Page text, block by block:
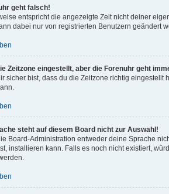
geht falsch!
entspricht die angezeigte Zeit nicht deiner
dabei nur von registrierten Benutzern geändert
Zeitzone eingestellt, aber die Forenuhr geht
sicher bist, dass du die Zeitzone richtig eingestellt
steht auf diesem Board nicht zur Auswahl!
Board-Administration entweder deine Sprache
installieren kann. Falls es noch nicht existiert,